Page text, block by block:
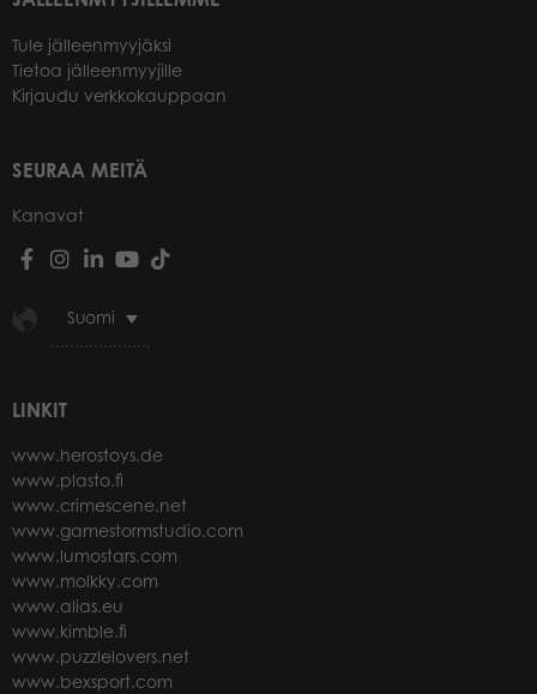
Tule jälleenmyyjäksi
Tietoa jälleenmyyjille
Kirjaudu verkkokauppaan
SEURAA MEITÄ
Kanavat
Suomi
LINKIT
www.herostoys.de
www.plasto.fi
www.crimescene.net
www.gamestormstudio.com
www.lumostars.com
www.molkky.com
www.alias.eu
www.kimble.fi
www.puzzlelovers.net
www.bexsport.com